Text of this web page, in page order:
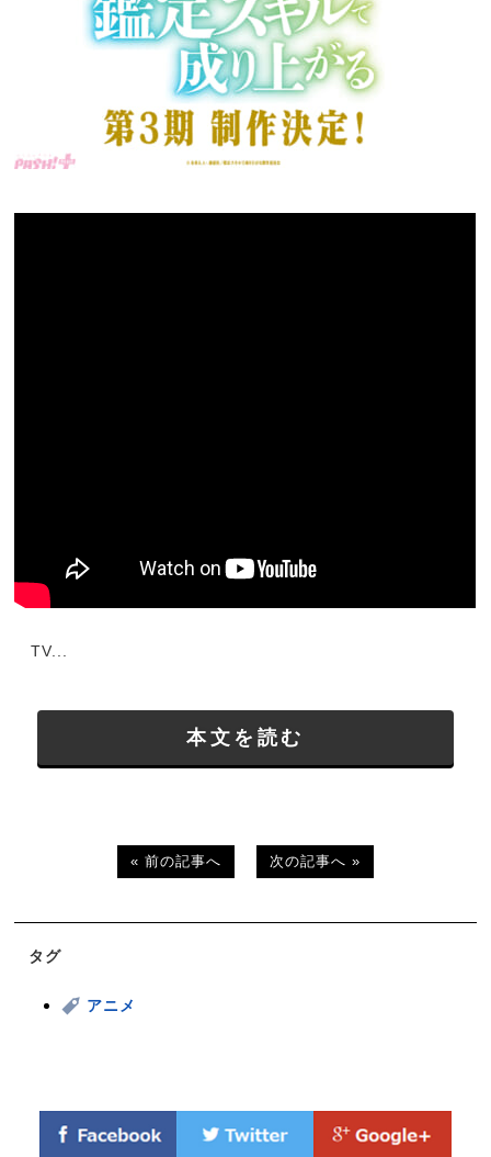
TV...
本文を読む
« 前の記事へ 次の記事へ »
タグ
アニメ